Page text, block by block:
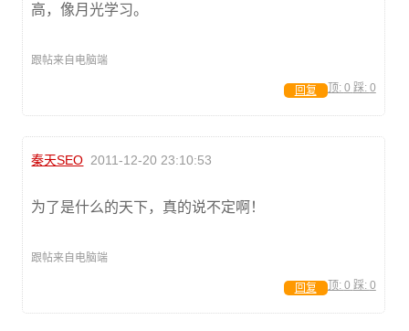
高，像月光学习。
跟帖来自电脑端
顶: 0 踩: 0
回复
秦天SEO 2011-12-20 23:10:53
为了是什么的天下，真的说不定啊！
跟帖来自电脑端
顶: 0 踩: 0
回复